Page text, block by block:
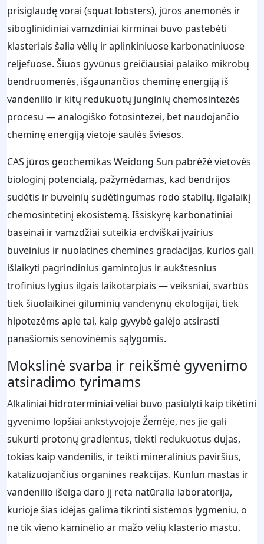
prisiglaudę vorai (squat lobsters), jūros anemonės ir
siboglinidiniai vamzdiniai kirminai buvo pastebėti
klasteriais šalia vėlių ir aplinkiniuose karbonatiniuose
reljefuose. Šiuos gyvūnus greičiausiai palaiko mikrobų
bendruomenės, išgaunančios cheminę energiją iš
vandenilio ir kitų redukuotų junginių chemosintezės
procesu — analogiško fotosintezei, bet naudojančio
cheminę energiją vietoje saulės šviesos.
CAS jūros geochemikas Weidong Sun pabrėžė vietovės
biologinį potencialą, pažymėdamas, kad bendrijos
sudėtis ir buveinių sudėtingumas rodo stabilų, ilgalaikį
chemosintetinį ekosistemą. Išsiskyrę karbonatiniai
baseinai ir vamzdžiai suteikia erdviškai įvairius
buveinius ir nuolatines chemines gradacijas, kurios gali
išlaikyti pagrindinius gamintojus ir aukštesnius
trofinius lygius ilgais laikotarpiais — veiksniai, svarbūs
tiek šiuolaikinei giluminių vandenynų ekologijai, tiek
hipotezėms apie tai, kaip gyvybė galėjo atsirasti
panašiomis senovinėmis sąlygomis.
Mokslinė svarba ir reikšmė gyvenimo
atsiradimo tyrimams
Alkaliniai hidroterminiai vėliai buvo pasiūlyti kaip tikėtini
gyvenimo lopšiai ankstyvojoje Žemėje, nes jie gali
sukurti protonų gradientus, tiekti redukuotus dujas,
tokias kaip vandenilis, ir teikti mineralinius paviršius,
katalizuojančius organines reakcijas. Kunlun mastas ir
vandenilio išeiga daro jį reta natūralia laboratorija,
kurioje šias idėjas galima tikrinti sistemos lygmeniu, o
ne tik vieno kaminėlio ar mažo vėlių klasterio mastu.